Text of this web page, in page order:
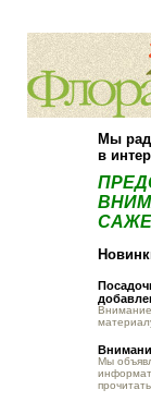
Мы
в
Мы
прочитать